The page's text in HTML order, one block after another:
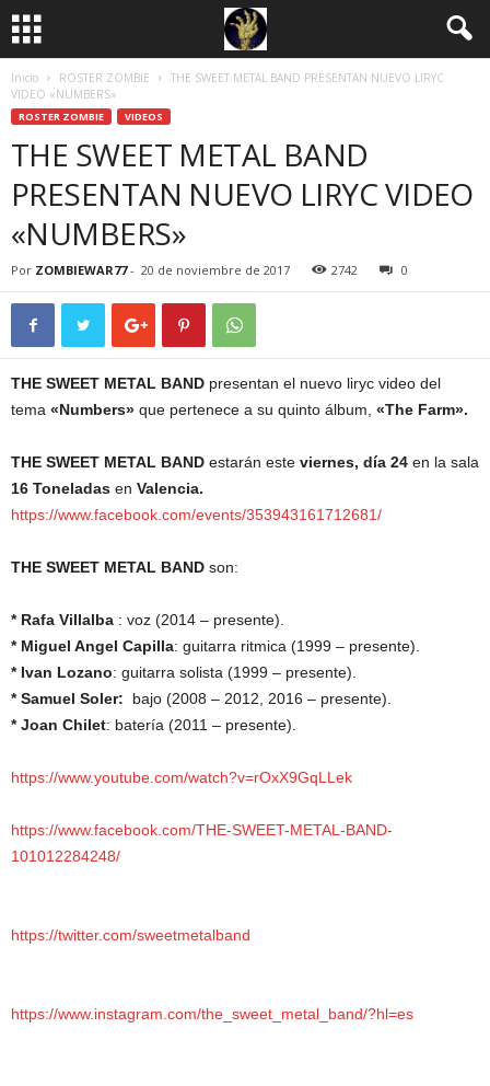
Inicio ROSTER ZOMBIE
THE SWEET METAL BAND PRESENTAN NUEVO LIRYC
VIDEO «NUMBERS»
ROSTER ZOMBIE VIDEOS
THE SWEET METAL BAND
PRESENTAN NUEVO LIRYC VIDEO
«NUMBERS»
Por ZOMBIEWAR77- 20 de noviembre de 2017 2742 0
THE SWEET METAL BAND presentan el nuevo liryc video del
tema «Numbers» que pertenece a su quinto álbum, «The Farm».
THE SWEET METAL BAND estarán este viernes, día 24 en la sala
16 Toneladas en Valencia.
https://www.facebook.com/events/353943161712681/
THE SWEET METAL BAND son:
* Rafa Villalba : voz (2014 – presente).
* Miguel Angel Capilla: guitarra ritmica (1999 – presente).
* Ivan Lozano: guitarra solista (1999 – presente).
* Samuel Soler:
bajo (2008 – 2012, 2016 – presente).
* Joan Chilet: batería (2011 – presente).
https://www.youtube.com/watch?v=rOxX9GqLLek
https://www.facebook.com/THE-SWEET-METAL-BAND-
101012284248/
https://twitter.com/sweetmetalband
https://www.instagram.com/the_sweet_metal_band/?hl=es